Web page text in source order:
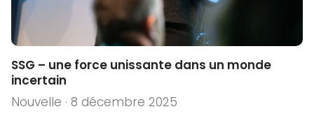
SSG – une force unissante dans un monde
incertain
Nouvelle · 8 décembre 2025